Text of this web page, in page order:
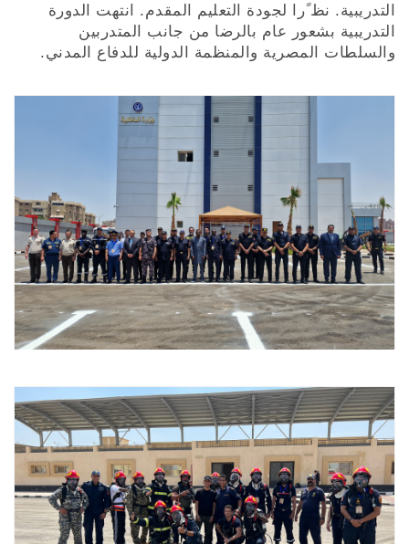
التدريبية. نظ ًرا لجودة التعليم المقدم. انتهت الدورة
التدريبية بشعور عام بالرضا من جانب المتدربين
والسلطات المصرية والمنظمة الدولية للدفاع المدني.